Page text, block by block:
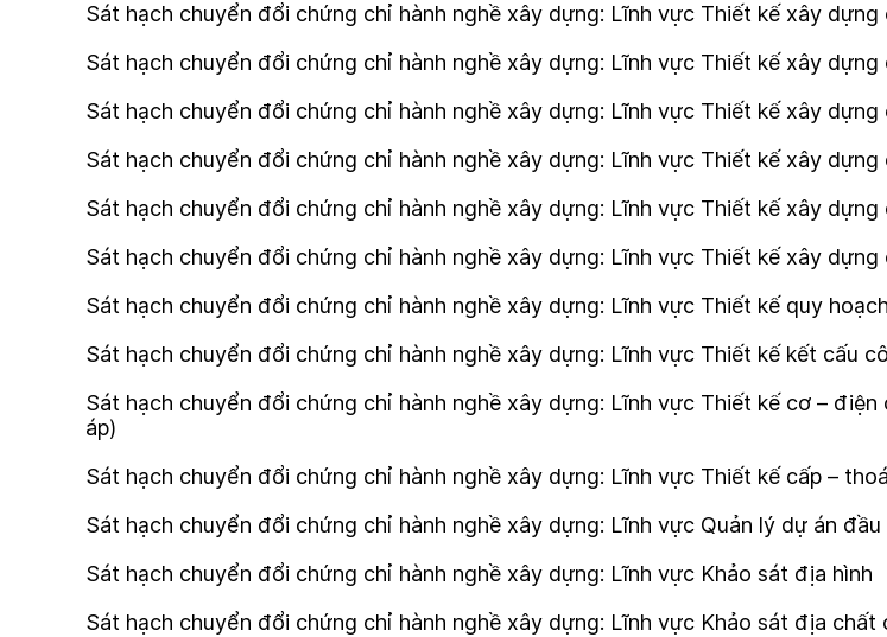
Sát hạch chuyển đổi chứng chỉ hành nghề xây dựng: Lĩnh vực Thiết kế xây
Sát hạch chuyển đổi chứng chỉ hành nghề xây dựng: Lĩnh vực Thiết kế xây
Sát hạch chuyển đổi chứng chỉ hành nghề xây dựng: Lĩnh vực Thiết kế xây
Sát hạch chuyển đổi chứng chỉ hành nghề xây dựng: Lĩnh vực Thiết kế xây
Sát hạch chuyển đổi chứng chỉ hành nghề xây dựng: Lĩnh vực Thiết kế xây
Sát hạch chuyển đổi chứng chỉ hành nghề xây dựng: Lĩnh vực Thiết kế xây
Sát hạch chuyển đổi chứng chỉ hành nghề xây dựng: Lĩnh vực Thiết kế quy
Sát hạch chuyển đổi chứng chỉ hành nghề xây dựng: Lĩnh vực Thiết kế kết cấu
Sát hạch chuyển đổi chứng chỉ hành nghề xây dựng: Lĩnh vực Thiết kế cơ –
áp)
Sát hạch chuyển đổi chứng chỉ hành nghề xây dựng: Lĩnh vực Thiết kế cấp –
Sát hạch chuyển đổi chứng chỉ hành nghề xây dựng: Lĩnh vực Quản lý dự án
Sát hạch chuyển đổi chứng chỉ hành nghề xây dựng: Lĩnh vực Khảo sát địa hình
Sát hạch chuyển đổi chứng chỉ hành nghề xây dựng: Lĩnh vực Khảo sát địa chất